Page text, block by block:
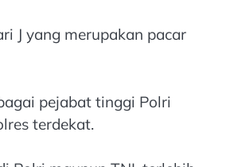
J yang merupakan pacar
pejabat tinggi Polri
terdekat.